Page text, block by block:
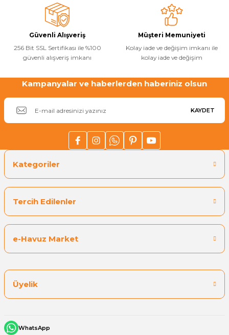
Havuz
Havuz Pompa
Havuz
Jakuzi Sauna
Kartuş Filtreler
Kuvars Cam
Olimpik Havuz
Ürün fiyatı diğer sitelerden daha pahalı.
Bu ürüne benzer farklı alternatifler olmalı.
Gönder
Güvenli Alışveriş
256 Bit SSL Sertifikası ile %100
güvenli alışveriş imkanı
Müşteri Memuniyeti
Kolay iade ve değişim imkanı ile
kolay iade ve değişim
Kampanyalar ve haberlerden haberiniz olsun
KAYDET
Kategoriler
Tercih Edilenler
e-Havuz Market
Üyelik
WhatsApp